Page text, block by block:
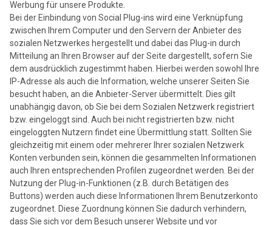
Werbung für unsere Produkte.
Bei der Einbindung von Social Plug-ins wird eine Verknüpfung
zwischen Ihrem Computer und den Servern der Anbieter des
sozialen Netzwerkes hergestellt und dabei das Plug-in durch
Mitteilung an Ihren Browser auf der Seite dargestellt, sofern Sie
dem ausdrücklich zugestimmt haben. Hierbei werden sowohl Ihre
IP-Adresse als auch die Information, welche unserer Seiten Sie
besucht haben, an die Anbieter-Server übermittelt. Dies gilt
unabhängig davon, ob Sie bei dem Sozialen Netzwerk registriert
bzw. eingeloggt sind. Auch bei nicht registrierten bzw. nicht
eingeloggten Nutzern findet eine Übermittlung statt. Sollten Sie
gleichzeitig mit einem oder mehrerer Ihrer sozialen Netzwerk
Konten verbunden sein, können die gesammelten Informationen
auch Ihren entsprechenden Profilen zugeordnet werden. Bei der
Nutzung der Plug-in-Funktionen (z.B. durch Betätigen des
Buttons) werden auch diese Informationen Ihrem Benutzerkonto
zugeordnet. Diese Zuordnung können Sie dadurch verhindern,
dass Sie sich vor dem Besuch unserer Website und vor